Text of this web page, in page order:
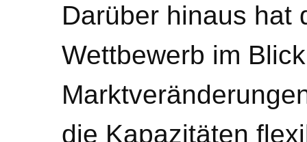
Darüber hinaus hat
Wettbewerb im
die Kapazitäten